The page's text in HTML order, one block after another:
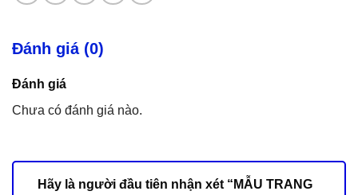
Đánh giá (0)
Đánh giá
Chưa có đánh giá nào.
Hãy là người đầu tiên nhận xét “MẪU TRANG